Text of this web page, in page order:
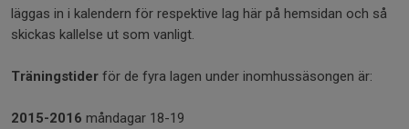
läggas in i kalendern för respektive lag här på hemsidan och så
skickas kallelse ut som vanligt.
Träningstider för de fyra lagen under inomhussäsongen är:
2015-2016 måndagar 18-19